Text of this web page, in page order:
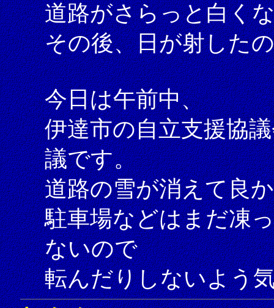
道路がさらっと白く
その後、日が射した
今日は午前中、
伊達市の自立支援協
議です。
道路の雪が消えて良
駐車場などはまだ凍
ないので
転んだりしないよう